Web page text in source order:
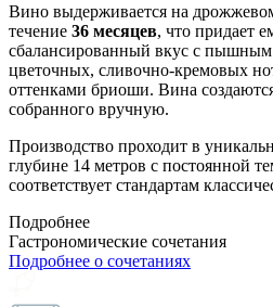
Вино выдерживается на
течение 36 месяцев, что придает
сбалансированный вкус с
цветочных, сливочно-кремовых
оттенками бриоши. Вина
собранного вручную.
Производство проходит в
глубине 14 метров с постоянной
соответствует стандартам
Подробнее
Гастрономические сочетания
Подробнее о сочетаниях